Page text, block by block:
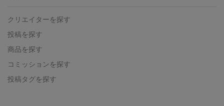
クリエイターを探す
投稿を探す
商品を探す
コミッションを探す
投稿タグを探す